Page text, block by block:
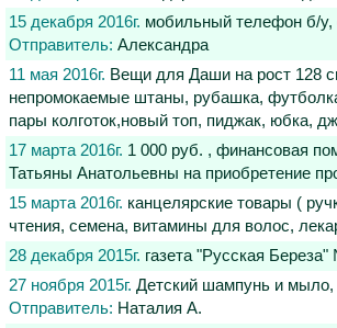
15 декабря 2016г. мобильный телефон б/у,
Отправитель: Александра
11 мая 2016г. Вещи для Даши на рост 128
непромокаемые штаны, рубашка,
пары колготок,новый топ, пиджак, юбка,
17 марта 2016г. 1 000 руб. , финансовая
Татьяны Анатольевны на приобретение
15 марта 2016г. канцелярские товары (
чтения, семена, витамины для волос,
28 декабря 2015г. газета "Русская
27 ноября 2015г. Детский шампунь и мыло,
Отправитель: Наталия А.